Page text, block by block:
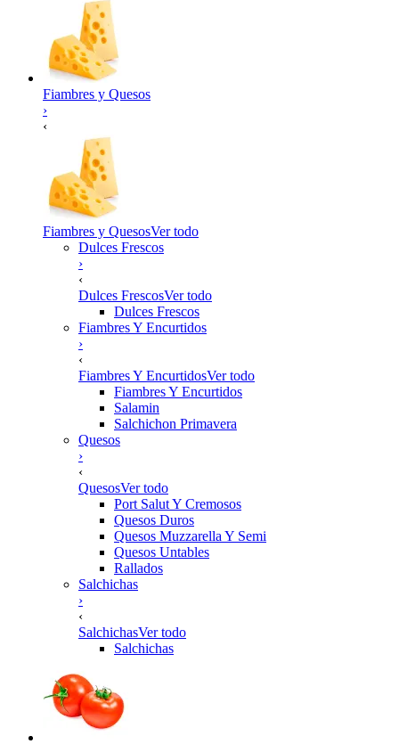
Fiambres y Quesos
›
‹
Fiambres y QuesosVer todo
Dulces Frescos
›
‹
Dulces FrescosVer todo
Dulces Frescos
Fiambres Y Encurtidos
›
‹
Fiambres Y EncurtidosVer todo
Fiambres Y Encurtidos
Salamin
Salchichon Primavera
Quesos
›
‹
QuesosVer todo
Port Salut Y Cremosos
Quesos Duros
Quesos Muzzarella Y Semi
Quesos Untables
Rallados
Salchichas
›
‹
SalchichasVer todo
Salchichas